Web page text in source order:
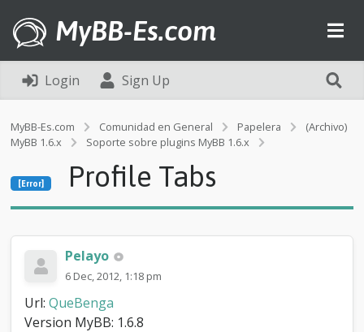
MyBB-Es.com
Login Sign Up
MyBB-Es.com Comunidad en General Papelera
(Archivo)
MyBB 1.6.x
Soporte sobre plugins MyBB 1.6.x
o
i
[Error] Profile Tabs
Pelayo
6 Dec, 2012, 1:18 pm
Url:QueBenga
Version MyBB: 1.6.8